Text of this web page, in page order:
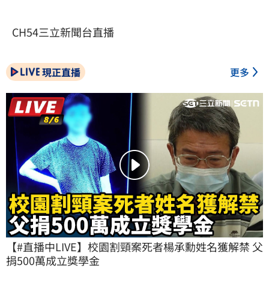
CH54三立新聞台直播
現正直播 更多
【#直播中LIVE】校園割頸案死者楊承勳姓名獲解禁 父
捐500萬成立獎學金